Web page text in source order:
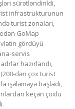
sürətləndirildi,
infrastrukturunun
turist zonaları,
GoMap
gördüyü
servis
hazırlandı,
dən çox turist
işələməyə başladı,
keçən çoxlu